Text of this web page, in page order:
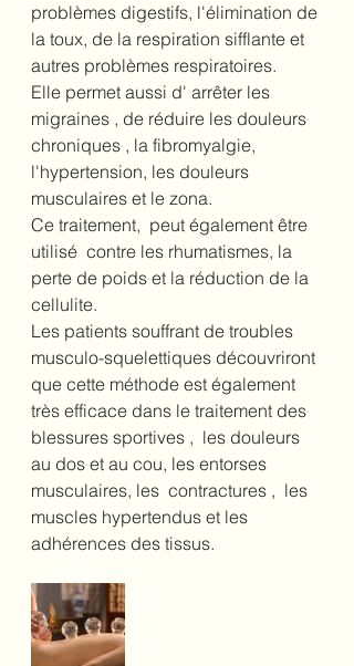
problèmes digestifs, l'élimination de
la toux, de la respiration sifflante et
autres problèmes respiratoires.
Elle permet aussi d' arrêter les
migraines , de réduire les douleurs
chroniques , la fibromyalgie,
l'hypertension, les douleurs
musculaires et le zona.
Ce traitement,  peut également être
utilisé  contre les rhumatismes, la
perte de poids et la réduction de la
cellulite.
Les patients souffrant de troubles
musculo-squelettiques découvriront
que cette méthode est également
très efficace dans le traitement des
blessures sportives ,  les douleurs
au dos et au cou, les entorses
musculaires, les  contractures ,  les
muscles hypertendus et les
adhérences des tissus.